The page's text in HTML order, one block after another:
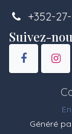
+352-
Suivez-
Généré